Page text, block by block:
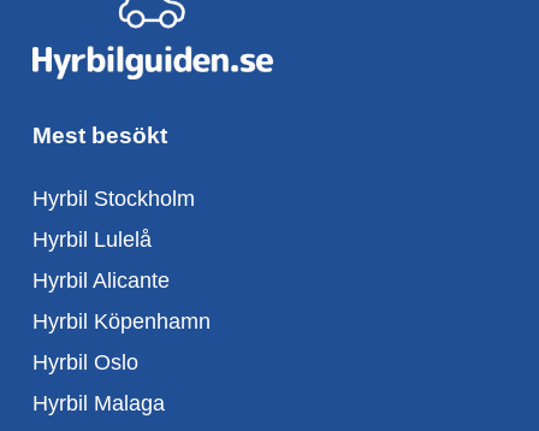
Mest besökt
Hyrbil Stockholm
Hyrbil Lulelå
Hyrbil Alicante
Hyrbil Köpenhamn
Hyrbil Oslo
Hyrbil Malaga